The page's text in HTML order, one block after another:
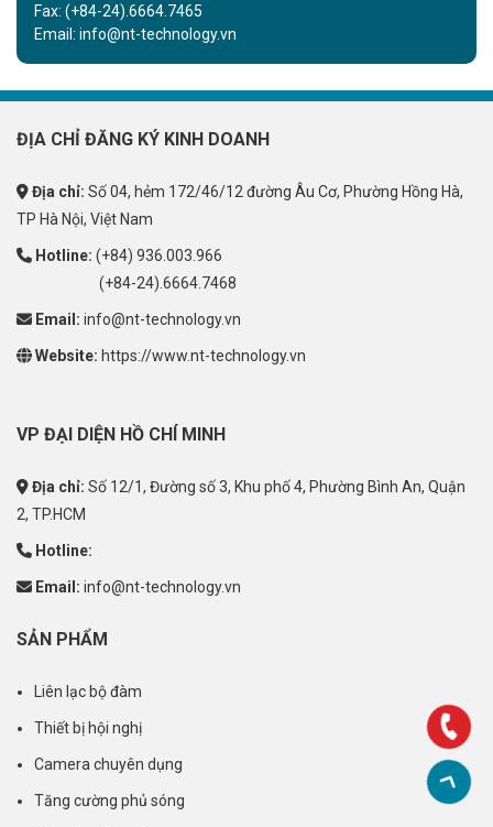
Fax: (+84-24).6664.7465
Email: info@nt-technology.vn
ĐỊA CHỈ ĐĂNG KÝ KINH DOANH
Địa chỉ: Số 04, hẻm 172/46/12 đường Âu Cơ, Phường Hồng Hà,
TP Hà Nội, Việt Nam
Hotline: (+84) 936.003.966
(+84-24).6664.7468
Email: info@nt-technology.vn
Website: https://www.nt-technology.vn
VP ĐẠI DIỆN HỒ CHÍ MINH
Địa chỉ: Số 12/1, Đường số 3, Khu phố 4, Phường Bình An, Quận
2, TP.HCM
Hotline:
Email: info@nt-technology.vn
SẢN PHẨM
Liên lạc bộ đàm
Thiết bị hội nghị
Camera chuyên dụng
Tăng cường phủ sóng